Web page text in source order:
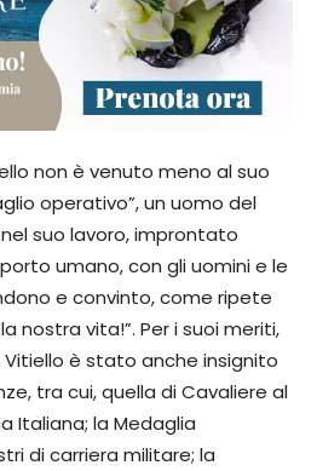
non è venuto meno al suo
operativo”, un uomo del
suo lavoro, improntato
umano, con gli uomini e le
e convinto, come ripete
nostra vita!”. Per i suoi meriti,
Vitiello è stato anche insignito
tra cui, quella di Cavaliere al
Italiana; la Medaglia
di carriera militare; la